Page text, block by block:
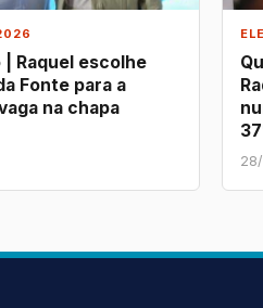
| Raquel escolhe
Fonte para a
na chapa